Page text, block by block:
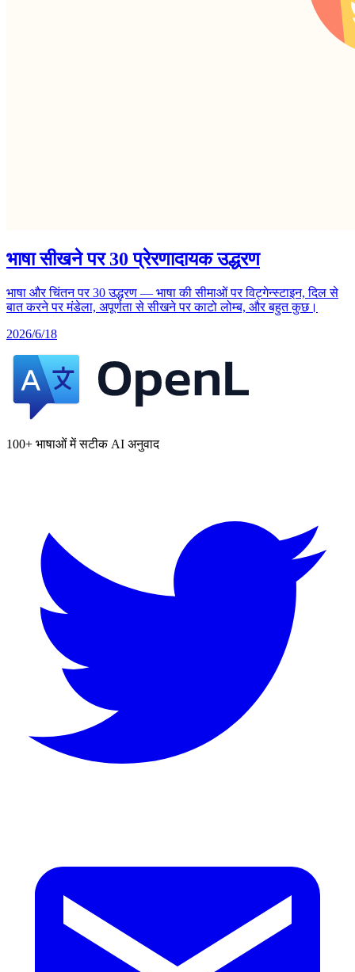
भाषा सीखने पर 30 प्रेरणादायक उद्धरण
भाषा और चिंतन पर 30 उद्धरण — भाषा की सीमाओं पर विट्गेन्स्टाइन, दिल से
बात करने पर मंडेला, अपूर्णता से सीखने पर काटो लोम्ब, और बहुत कुछ।
2026/6/18
100+ भाषाओं में सटीक AI अनुवाद